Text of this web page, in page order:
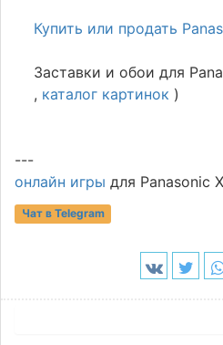
Купить или продать
Заставки и обои для
, каталог картинок )
---
онлайн игры для Panasonic
Чат в Telegram